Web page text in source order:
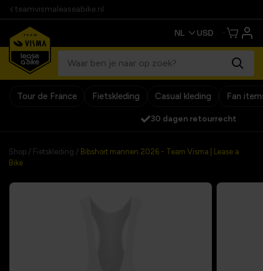
teamvismaleaseabike.nl
Tour de France Fietskleding Casual kleding Fan
30 dagen retourrecht
Shop / Fietskleding / Bibshort mannen 2026 - Team Visma | Lease a
Bike